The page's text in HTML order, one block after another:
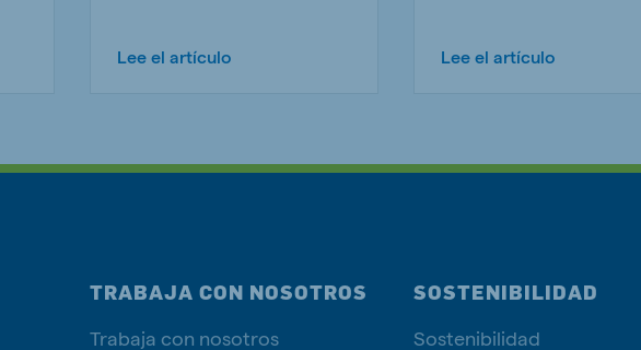
Lee el artículo Lee el artículo
TRABAJA CON NOSOTROS
Trabaja con nosotros
SOSTENIBILIDAD
Sostenibilidad